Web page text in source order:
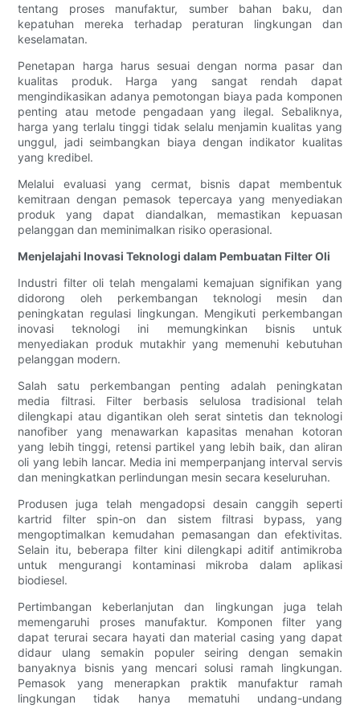
tentang proses manufaktur, sumber bahan baku, dan
kepatuhan mereka terhadap peraturan lingkungan dan
keselamatan.
Penetapan harga harus sesuai dengan norma pasar dan
kualitas produk. Harga yang sangat rendah dapat
mengindikasikan adanya pemotongan biaya pada komponen
penting atau metode pengadaan yang ilegal. Sebaliknya,
harga yang terlalu tinggi tidak selalu menjamin kualitas yang
unggul, jadi seimbangkan biaya dengan indikator kualitas
yang kredibel.
Melalui evaluasi yang cermat, bisnis dapat membentuk
kemitraan dengan pemasok tepercaya yang menyediakan
produk yang dapat diandalkan, memastikan kepuasan
pelanggan dan meminimalkan risiko operasional.
Menjelajahi Inovasi Teknologi dalam Pembuatan Filter Oli
Industri filter oli telah mengalami kemajuan signifikan yang
didorong oleh perkembangan teknologi mesin dan
peningkatan regulasi lingkungan. Mengikuti perkembangan
inovasi teknologi ini memungkinkan bisnis untuk
menyediakan produk mutakhir yang memenuhi kebutuhan
pelanggan modern.
Salah satu perkembangan penting adalah peningkatan
media filtrasi. Filter berbasis selulosa tradisional telah
dilengkapi atau digantikan oleh serat sintetis dan teknologi
nanofiber yang menawarkan kapasitas menahan kotoran
yang lebih tinggi, retensi partikel yang lebih baik, dan aliran
oli yang lebih lancar. Media ini memperpanjang interval servis
dan meningkatkan perlindungan mesin secara keseluruhan.
Produsen juga telah mengadopsi desain canggih seperti
kartrid filter spin-on dan sistem filtrasi bypass, yang
mengoptimalkan kemudahan pemasangan dan efektivitas.
Selain itu, beberapa filter kini dilengkapi aditif antimikroba
untuk mengurangi kontaminasi mikroba dalam aplikasi
biodiesel.
Pertimbangan keberlanjutan dan lingkungan juga telah
memengaruhi proses manufaktur. Komponen filter yang
dapat terurai secara hayati dan material casing yang dapat
didaur ulang semakin populer seiring dengan semakin
banyaknya bisnis yang mencari solusi ramah lingkungan.
Pemasok yang menerapkan praktik manufaktur ramah
lingkungan tidak hanya mematuhi undang-undang